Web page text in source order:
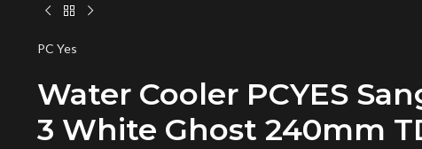
PC Yes
Water Cooler PCYES
3 White Ghost 240mm